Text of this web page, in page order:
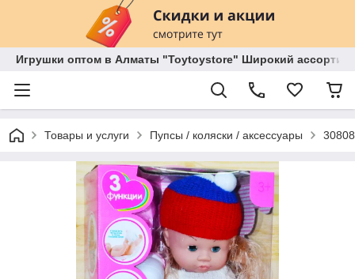
Игрушки оптом в Алматы "Toytoystore" Широкий
Товары и услуги Пупсы / коляски / аксессуары